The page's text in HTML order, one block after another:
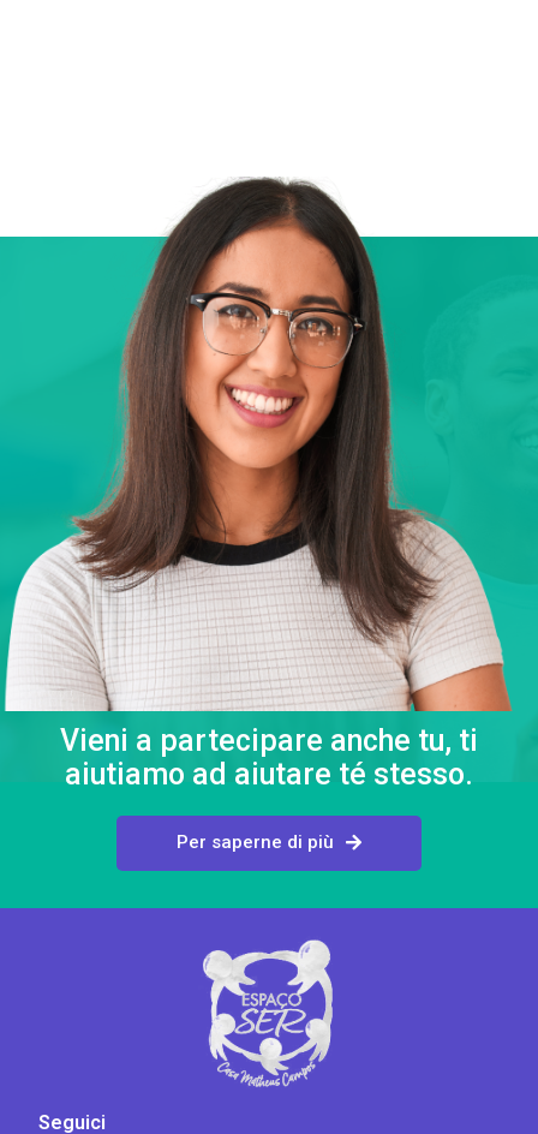
Vieni a partecipare anche tu, ti
aiutiamo ad aiutare té stesso.
Per saperne di più
Seguici